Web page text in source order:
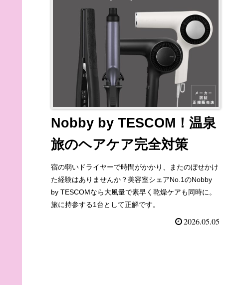
Nobby by TESCOM！温泉
旅のヘアケア完全対策
宿の弱いドライヤーで時間がかかり、またのぼせかけ
た経験はありませんか？美容室シェアNo.1のNobby
by TESCOMなら大風量で素早く乾燥ケアも同時に。
旅に持参する1台として正解です。
2026.05.05